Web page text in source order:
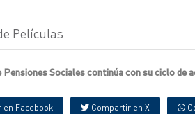
Películas
Sociales continúa con su ciclo de
en Facebook Compartir en X